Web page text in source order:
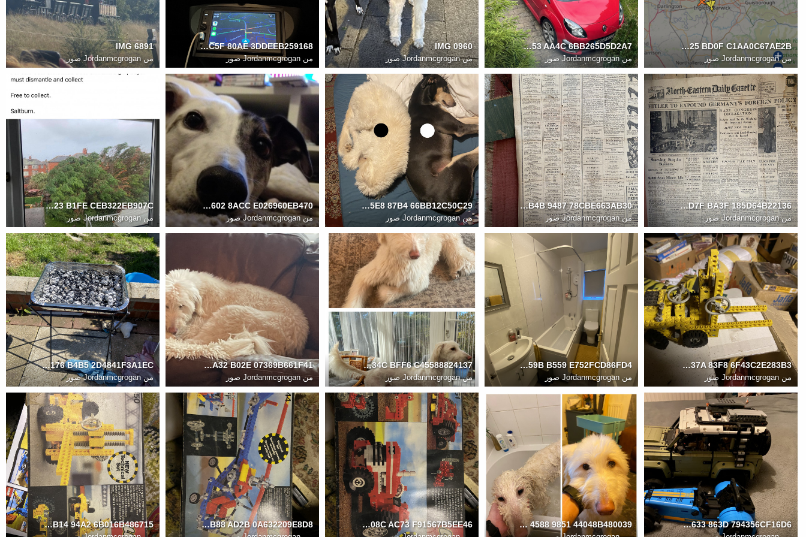
IMG 6891
منJordanmcgrogan صور
49DA2702 BD28 4C5F 80AE 3DDEEB259168
من Jordanmcgrogan صور
IMG 0960
منJordanmcgrogan صور
63E3D939 95C6 4953 AA4C 6BB265D5D2A7
منJordanmcgrogan صور
F2751882 8BE7 4725 BD0F C1AA0C67AE2B
منJordanmcgrogan صور
F811814E 5A71 4B23 B1FE CEB322EB907C
منJordanmcgrogan صور
D0655316 8F35 4602 8ACC E026960EB470
منJordanmcgrogan صور
66B6CAB0 87CC 45E8 87B4 66BB12C50C29
منJordanmcgrogan صور
3DBC098C 29DE 4B4B 9487 78CBE663AB30
منJordanmcgrogan صور
5D905B59 DCF2 4D7F BA3F 185D64B22136
منJordanmcgrogan صور
654B16BC D886 4176 B4B5 2D4841F3A1EC
منJordanmcgrogan صور
3D6B9402 05C7 4A32 B02E 07369B661F41
منJordanmcgrogan صور
484CB211 8143 434C BFF6 C45588824137
منJordanmcgrogan صور
0A4ACAD8 BFEF 459B B559 E752FCD86FD4
منJordanmcgrogan صور
4F11BC91 1CAD 437A 83F8 6F43C2E283B3
من Jordanmcgrogan صور
E4D810B2 EA87 4B14 94A2 6B016B486715 B3C5FDC0 D685 4B88 AD2B 0A632209E8D8 99CE6B56 D8D9 408C AC73 F91567B5EE46 F0D5D543 5749 4588 9851 44048B480039 9F4AD25D 91E4 4633 863D 794356CF16D6